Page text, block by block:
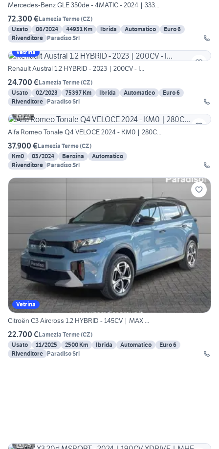
Mercedes-Benz GLE 350de - 4MATIC - 2024 | 333...
72.300 €Lamezia Terme(CZ)
Usato
06/2024 44931 Km Ibrida Automatico
Euro 6
Rivenditore Paradiso Srl
Vetrina
Renault Austral 1.2 HYBRID - 2023 | 200CV - I...
24.700 €Lamezia Terme(CZ)
Usato
02/2023 75397 Km Ibrida Automatico
Euro 6
Rivenditore Paradiso Srl
27
Alfa Romeo Tonale Q4 VELOCE 2024 - KM0 | 280C...
37.900 €Lamezia Terme(CZ)
Km0
03/2024 Benzina
Automatico
Rivenditore Paradiso Srl
Vetrina
Citroën C3 Aircross 1.2 HYBRID - 145CV | MAX ...
22.700 €Lamezia Terme(CZ)
Usato
11/2025 2500 Km Ibrida Automatico
Euro 6
Rivenditore Paradiso Srl
25